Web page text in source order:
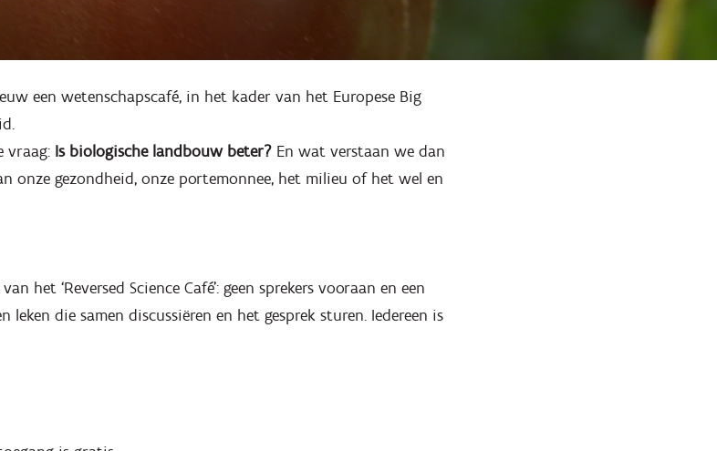
een wetenschapscafé, in het kader van het Europese Big
vraag: Is biologische landbouw beter? En wat verstaan we dan
onze gezondheid, onze portemonnee, het milieu of het wel en
het ‘Reversed Science Café’: geen sprekers vooraan en een
die samen discussiëren en het gesprek sturen. Iedereen is